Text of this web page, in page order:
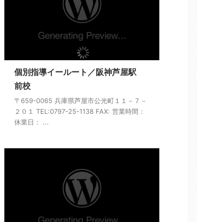
個別指導イールート／阪神芦屋駅
前校
〒659-0065 兵庫県芦屋市公光町１１－７－
２０１ TEL:0797-25-1138 FAX: 営業時間：
休業日： ...